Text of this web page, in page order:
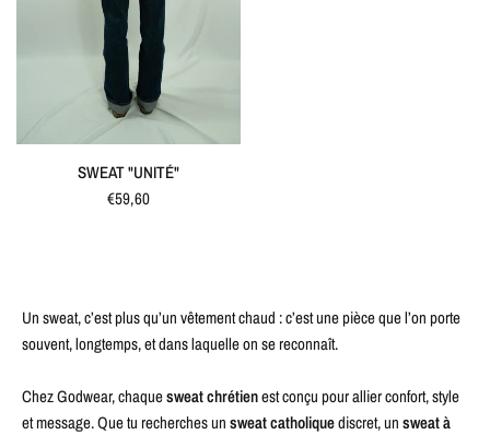
APERÇU RAPIDE
SWEAT "UNITÉ"
€59,60
Un sweat, c’est plus qu’un vêtement chaud : c’est une pièce que l’on porte
souvent, longtemps, et dans laquelle on se reconnaît.
Chez Godwear, chaquesweat chrétienest conçu pour allier confort, style
et message. Que tu recherches unsweat catholiquediscret, unsweat à